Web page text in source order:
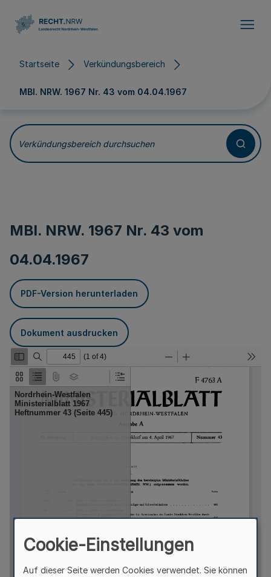
Startseite Verkündungsbereich
MBl. NRW. 1967 Nr. 43 vom 04.04.1967
Verkündungsbereich durchsuchen
MBl. NRW. 1967 Nr. 43 vom
04.04.1967
PDF-Version herunterladen
Dokument ausdrucken
Cookie-Einstellungen
Auf dieser Seite werden Cookies verwendet. Sie können